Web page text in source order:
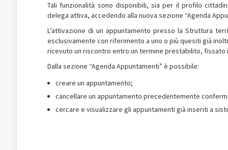
Tali funzionalità sono disponibili, sia per il profilo
delega attiva, accedendo alla nuova sezione “Agenda
L’attivazione di un appuntamento presso la Struttura
esclusivamente con riferimento a uno o più quesiti già
ricevuto un riscontro entro un termine prestabilito,
Dalla sezione “Agenda Appuntamenti” è possibile:
creare un appuntamento;
cancellare un appuntamento precedentemente
cercare e visualizzare gli appuntamenti già inseriti a